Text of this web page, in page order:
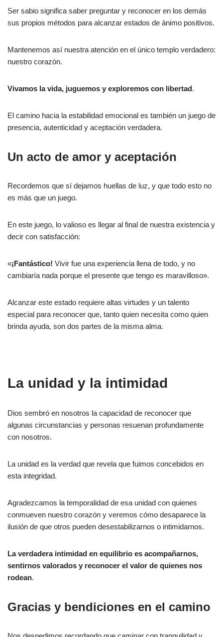
Ser sabio significa saber preguntar y reconocer en los demás
sus propios métodos para alcanzar estados de ánimo positivos.
Mantenemos así nuestra atención en el único templo verdadero:
nuestro corazón.
Vivamos la vida, juguemos y exploremos con libertad.
El camino hacia la estabilidad emocional es también un juego de
presencia, autenticidad y aceptación verdadera.
Un acto de amor y aceptación
Recordemos que sí dejamos huellas de luz, y que todo esto no
es más que un juego.
En este juego, lo valioso es llegar al final de nuestra existencia y
decir con satisfacción:
«¡Fantástico! Vivir fue una experiencia llena de todo, y no
cambiaría nada porque el presente que tengo es maravilloso».
Alcanzar este estado requiere altas virtudes y un talento
especial para reconocer que, tanto quien necesita como quien
brinda ayuda, son dos partes de la misma alma.
La unidad y la intimidad
Dios sembró en nosotros la capacidad de reconocer que
algunas circunstancias y personas resuenan profundamente
con nosotros.
La unidad es la verdad que revela que fuimos concebidos en
esta integridad.
Agradezcamos la temporalidad de esa unidad con quienes
conmueven nuestro corazón y veremos cómo desaparece la
ilusión de que otros pueden desestabilizarnos o intimidarnos.
La verdadera intimidad en equilibrio es acompañarnos,
sentirnos valorados y reconocer el valor de quienes nos
rodean.
Gracias y bendiciones en el camino